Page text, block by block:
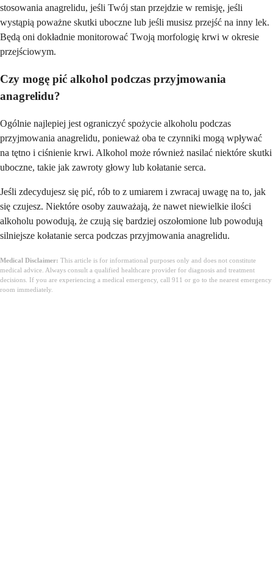
stosowania anagrelidu, jeśli Twój stan przejdzie w remisję, jeśli
wystąpią poważne skutki uboczne lub jeśli musisz przejść na inny lek.
Będą oni dokładnie monitorować Twoją morfologię krwi w okresie
przejściowym.
Czy mogę pić alkohol podczas przyjmowania
anagrelidu?
Ogólnie najlepiej jest ograniczyć spożycie alkoholu podczas
przyjmowania anagrelidu, ponieważ oba te czynniki mogą wpływać
na tętno i ciśnienie krwi. Alkohol może również nasilać niektóre skutki
uboczne, takie jak zawroty głowy lub kołatanie serca.
Jeśli zdecydujesz się pić, rób to z umiarem i zwracaj uwagę na to, jak
się czujesz. Niektóre osoby zauważają, że nawet niewielkie ilości
alkoholu powodują, że czują się bardziej oszołomione lub powodują
silniejsze kołatanie serca podczas przyjmowania anagrelidu.
Medical Disclaimer: This article is for informational purposes only and does not constitute
medical advice. Always consult a qualified healthcare provider for diagnosis and treatment
decisions. If you are experiencing a medical emergency, call 911 or go to the nearest emergency
room immediately.